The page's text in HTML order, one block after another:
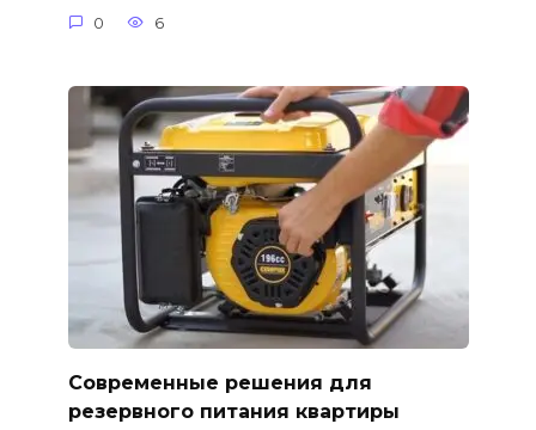
0 6
Современные решения для
резервного питания квартиры